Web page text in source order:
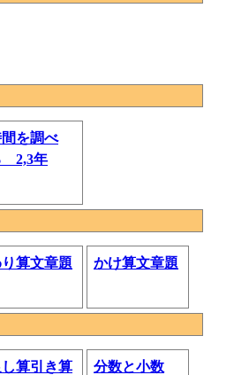
間を調べ
2,3年
算文章題 かけ算文章題
し算引き算
分数と小数